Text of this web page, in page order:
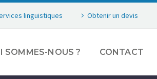
linguistiques Obtenir un devis
SOMMES-NOUS ? CONTACT